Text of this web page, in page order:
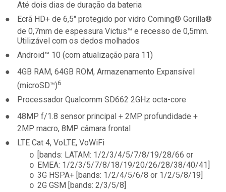
Até dois dias de duração da bateria
●
Ecrã HD+ de 6,5" protegido por vidro Corning® Gorilla®
de 0,7mm de espessura Victus™ e recesso de 0,5mm.
Utilizável com os dedos molhados
● Android™ 10 (com atualização para 11)
●
4GB RAM, 64GB ROM, Armazenamento Expansível
(microSD™)6
● Processador Qualcomm SD662 2GHz octa-core
●
48MP f/1.8 sensor principal + 2MP profundidade +
2MP macro, 8MP câmara frontal
● LTE Cat 4, VoLTE, VoWiFi
o [bands: LATAM: 1/2/3/4/5/7/8/19/28/66 or
o EMEA: 1/2/3/5/7/8/18/19/20/26/28/38/40/41]
o 3G HSPA+ [bands: 1/2/4/5/6/8 or 1/2/5/8/19]
o 2G GSM [bands: 2/3/5/8]